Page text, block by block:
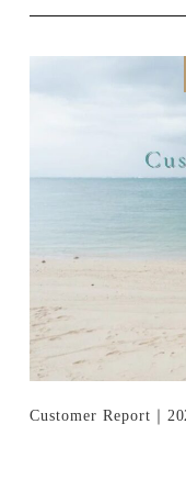
Customer Report｜